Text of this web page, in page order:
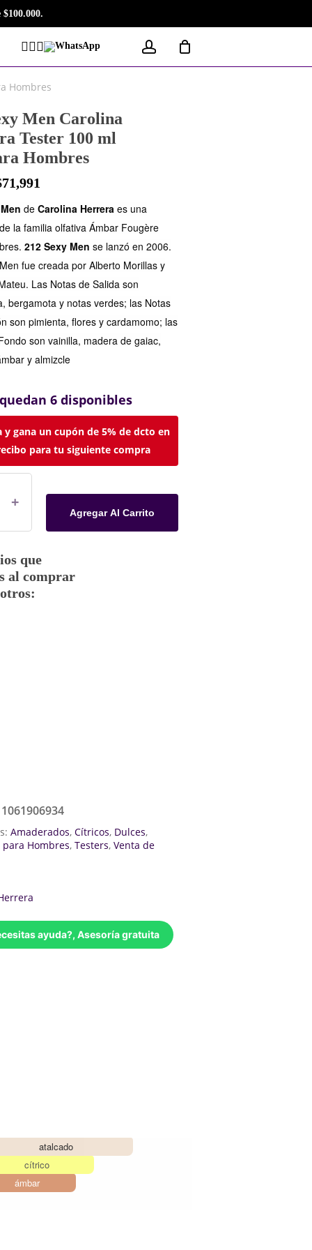
account
Facebook
Instagram
Tiktok
WhatsApp
Hombres
Men Carolina
Tester 100 ml
Hombres
71,991
de Carolina Herrera es una
la familia olfativa Ámbar Fougère
212 Sexy Men se lanzó en 2006.
fue creada por Alberto Morillas y
Las Notas de Salida son
bergamota y notas verdes; las Notas
son pimienta, flores y cardamomo; las
son vainilla, madera de gaiac,
y almizcle
6 disponibles
y gana un cupón de 5% de dcto en
para tu siguiente compra
Agregar Al Carrito
que
al comprar
Amaderados, Cítricos, Dulces,
para Hombres, Testers, Venta de
ayuda?, Asesoría gratuita
atalcado
cítrico
ámbar